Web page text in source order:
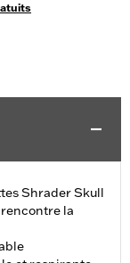
Shrader Skull
la